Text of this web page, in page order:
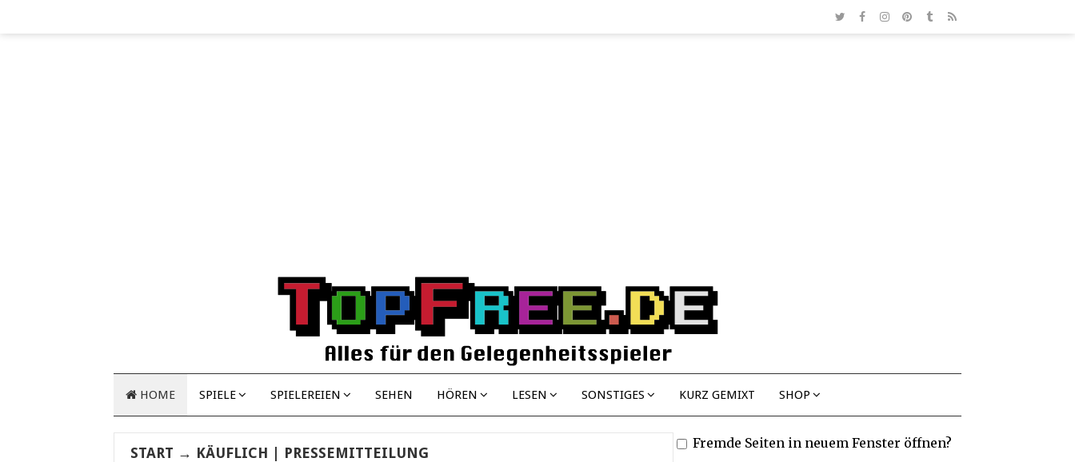
HOME SPIELE SPIELEREIEN SEHEN HÖREN LESEN SONSTIGES KURZ GEMIXT SHOP
START → KÄUFLICH | PRESSEMITTEILUNG
Fremde Seiten in neuem Fenster öffnen?